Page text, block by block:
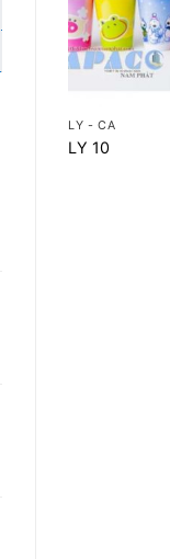
LY - CA
LY 10